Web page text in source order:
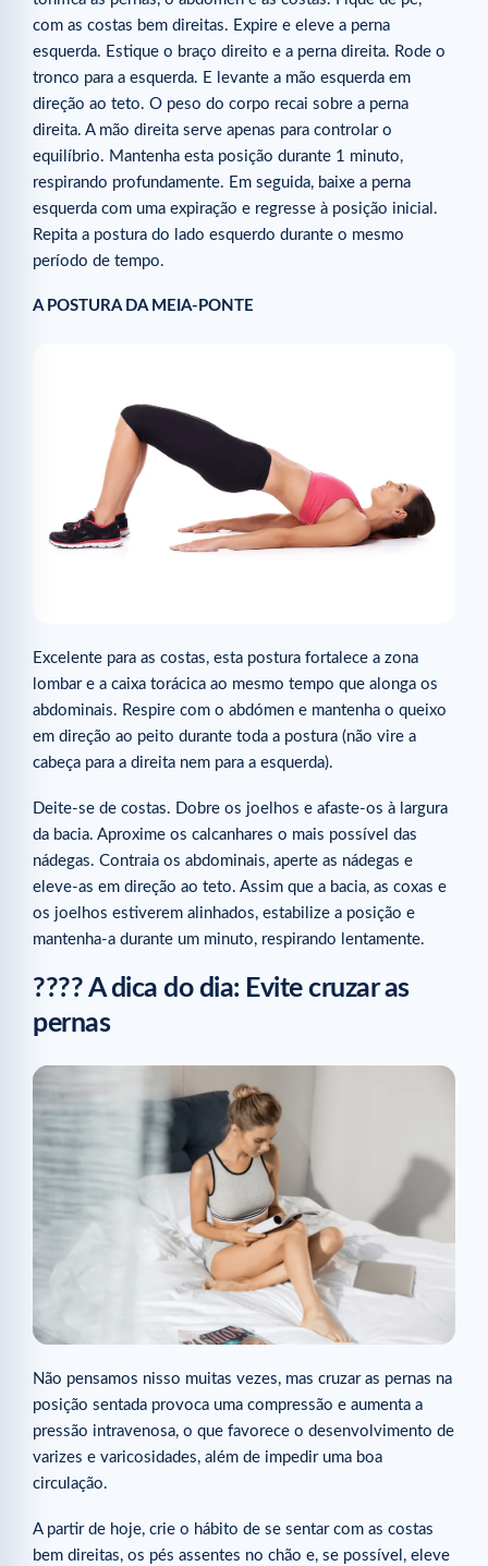
com as costas bem direitas. Expire e eleve a perna
esquerda. Estique o braço direito e a perna direita. Rode o
tronco para a esquerda. E levante a mão esquerda em
direção ao teto. O peso do corpo recai sobre a perna
direita. A mão direita serve apenas para controlar o
equilíbrio. Mantenha esta posição durante 1 minuto,
respirando profundamente. Em seguida, baixe a perna
esquerda com uma expiração e regresse à posição inicial.
Repita a postura do lado esquerdo durante o mesmo
período de tempo.
A POSTURA DA MEIA-PONTE
Excelente para as costas, esta postura fortalece a zona
lombar e a caixa torácica ao mesmo tempo que alonga os
abdominais. Respire com o abdómen e mantenha o queixo
em direção ao peito durante toda a postura (não vire a
cabeça para a direita nem para a esquerda).
Deite-se de costas. Dobre os joelhos e afaste-os à largura
da bacia. Aproxime os calcanhares o mais possível das
nádegas. Contraia os abdominais, aperte as nádegas e
eleve-as em direção ao teto. Assim que a bacia, as coxas e
os joelhos estiverem alinhados, estabilize a posição e
mantenha-a durante um minuto, respirando lentamente.
???? A dica do dia: Evite cruzar as
pernas
Não pensamos nisso muitas vezes, mas cruzar as pernas na
posição sentada provoca uma compressão e aumenta a
pressão intravenosa, o que favorece o desenvolvimento de
varizes e varicosidades, além de impedir uma boa
circulação.
A partir de hoje, crie o hábito de se sentar com as costas
bem direitas, os pés assentes no chão e, se possível, eleve